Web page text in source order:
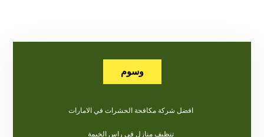
وسوم
افضل شركة مكافحة الحشرات في الامارات
تنظيف منازل في راس الخيمة